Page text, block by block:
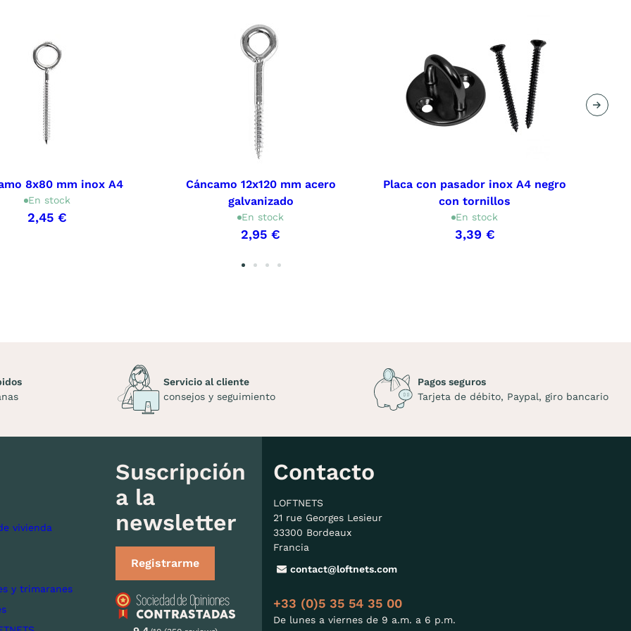
8x80 mm inox A4
En stock
2,45 €
Cáncamo 12x120 mm acero
galvanizado
En stock
2,95 €
Placa con pasador inox A4 negro
con tornillos
En stock
3,39 €
Servicio al cliente
consejos y seguimiento
Pagos seguros
Tarjeta de débito, Paypal, giro bancario
vivienda
y trimaranes
Suscripción
a la
newsletter
Registrarme
Contacto
LOFTNETS
21 rue Georges Lesieur
33300 Bordeaux
Francia
contact@loftnets.com
+33 (0)5 35 54 35 00
De lunes a viernes de 9 a.m. a 6 p.m.